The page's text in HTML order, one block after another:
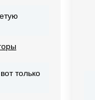
только